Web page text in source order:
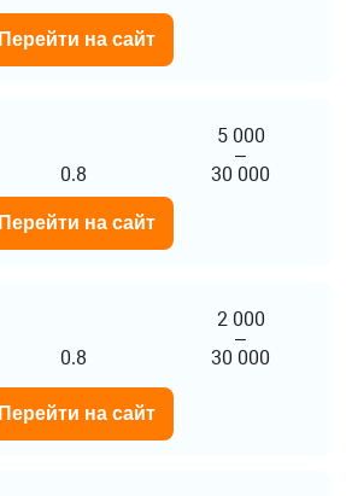
Перейти на сайт
0.8
5 000
–
30 000
Перейти на сайт
0.8
2 000
–
30 000
Перейти на сайт